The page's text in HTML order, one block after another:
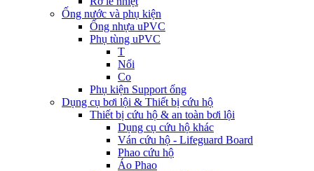
Ống nước và phụ kiện
Ống nhựa uPVC
Phụ tùng uPVC
T
Nối
Co
Phụ kiện Support ống
Dụng cụ bơi lội & Thiết bị cứu hộ
Thiết bị cứu hộ & an toàn bơi lội
Dụng cụ cứu hộ khác
Ván cứu hộ - Lifeguard Board
Phao cứu hộ
Áo Phao